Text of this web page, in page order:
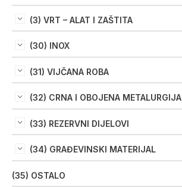
(3) VRT – ALAT I ZAŠTITA
(30) INOX
(31) VIJČANA ROBA
(32) CRNA I OBOJENA METALURGIJA
(33) REZERVNI DIJELOVI
(34) GRAĐEVINSKI MATERIJAL
(35) OSTALO